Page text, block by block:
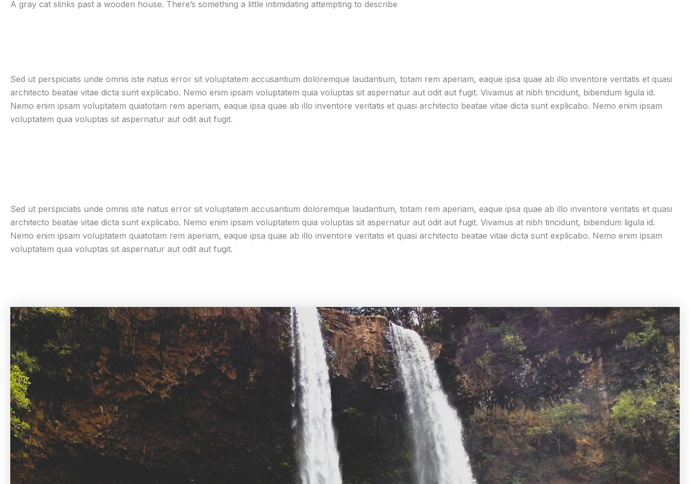
A gray cat slinks past a wooden house. There’s something a little intimidating attempting to describe
Sed ut perspiciatis unde omnis iste natus error sit voluptatem accusantium doloremque laudantium, totam rem aperiam, eaque ipsa quae ab illo inventore veritatis et quasi
architecto beatae vitae dicta sunt explicabo. Nemo enim ipsam voluptatem quia voluptas sit aspernatur aut odit aut fugit. Vivamus at nibh tincidunt, bibendum ligula id.
Nemo enim ipsam voluptatem quiatotam rem aperiam, eaque ipsa quae ab illo inventore veritatis et quasi architecto beatae vitae dicta sunt explicabo. Nemo enim ipsam
voluptatem quia voluptas sit aspernatur aut odit aut fugit.
Sed ut perspiciatis unde omnis iste natus error sit voluptatem accusantium doloremque laudantium, totam rem aperiam, eaque ipsa quae ab illo inventore veritatis et quasi
architecto beatae vitae dicta sunt explicabo. Nemo enim ipsam voluptatem quia voluptas sit aspernatur aut odit aut fugit. Vivamus at nibh tincidunt, bibendum ligula id.
Nemo enim ipsam voluptatem quiatotam rem aperiam, eaque ipsa quae ab illo inventore veritatis et quasi architecto beatae vitae dicta sunt explicabo. Nemo enim ipsam
voluptatem quia voluptas sit aspernatur aut odit aut fugit.